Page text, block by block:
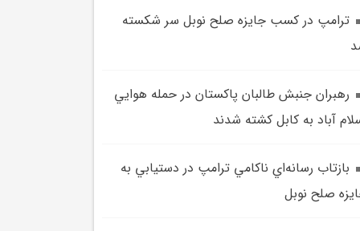
ترامپ در کسب جايزه صلح نوبل سر شکسته
رهبران جنبش طالبان پاکستان در حمله هوايي
آباد به کابل کشته شدند
بازتاب رسانه‌اي ناکامي ترامپ در دستيابي به
صلح نوبل